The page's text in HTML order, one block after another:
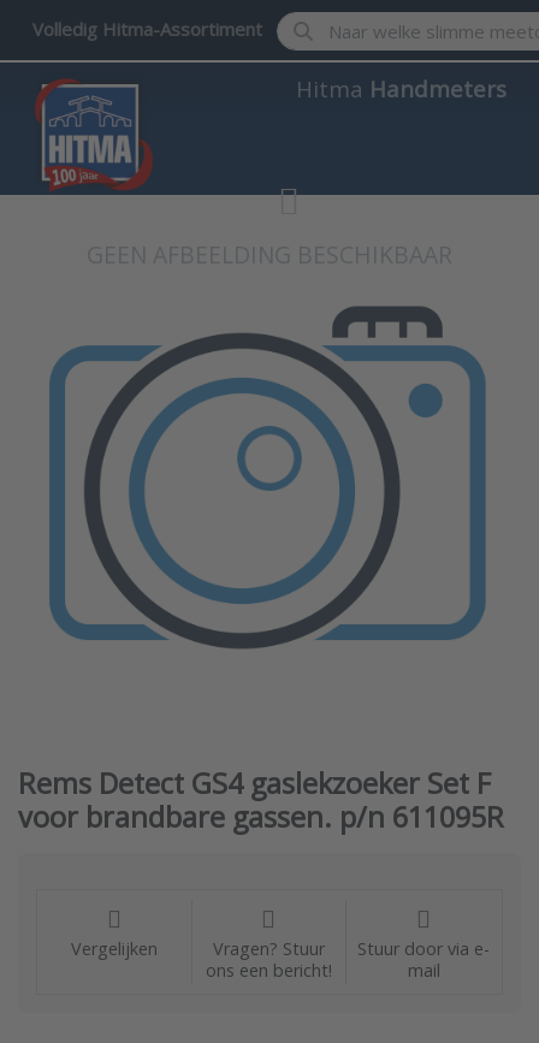
Volledig Hitma-Assortiment Enter a search term.
Hitma Handmeters
Rems Detect GS4 gaslekzoeker Set F
voor brandbare gassen. p/n 611095R
Vergelijken
Vragen? Stuur
ons een bericht!
Stuur door via e-
mail